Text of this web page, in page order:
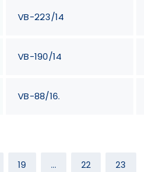
VB-223/14
VB-190/14
VB-88/16.
19 ... 22 23